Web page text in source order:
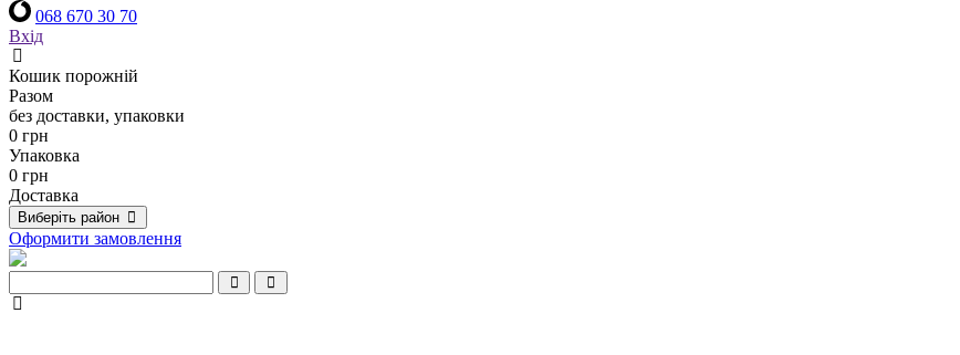
068 670 30 70
Вхід
Кошик порожній
Разом
без доставки, упаковки
0 грн
Упаковка
0 грн
Доставка
Виберіть район
Оформити замовлення